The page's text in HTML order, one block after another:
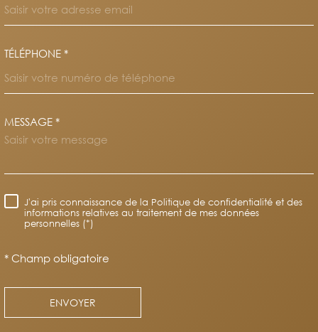
TÉLÉPHONE *
MESSAGE *
RÈGLEMENTATION
J'ai pris connaissance de la Politique de confidentialité et des
informations relatives au traitement de mes données
personnelles (*)
* Champ obligatoire
ENVOYER